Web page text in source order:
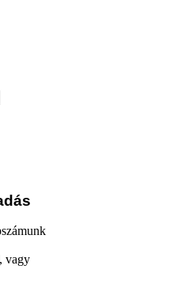
vagy